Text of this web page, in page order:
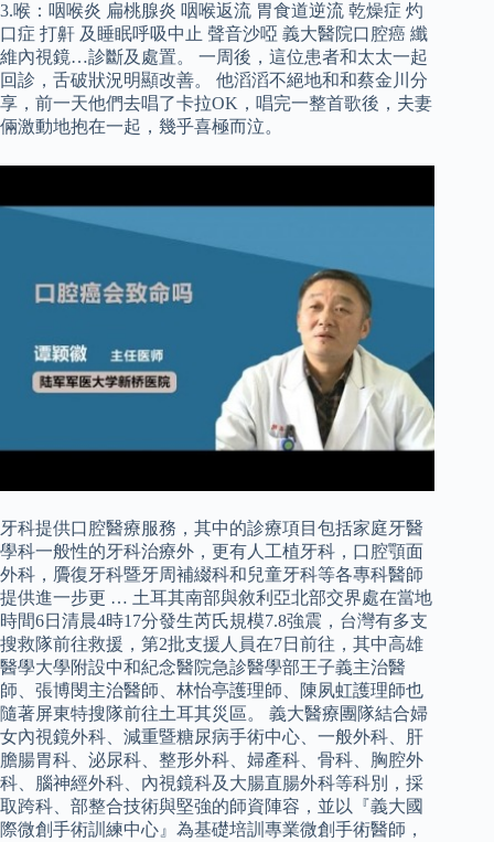
3.喉：咽喉炎 扁桃腺炎 咽喉返流 胃食道逆流 乾燥症 灼
口症 打鼾 及睡眠呼吸中止 聲音沙啞 義大醫院口腔癌 纖
維內視鏡…診斷及處置。 一周後，這位患者和太太一起
回診，舌破狀況明顯改善。 他滔滔不絕地和和蔡金川分
享，前一天他們去唱了卡拉OK，唱完一整首歌後，夫妻
倆激動地抱在一起，幾乎喜極而泣。
牙科提供口腔醫療服務，其中的診療項目包括家庭牙醫
學科一般性的牙科治療外，更有人工植牙科，口腔顎面
外科，贗復牙科暨牙周補綴科和兒童牙科等各專科醫師
提供進一步更 … 土耳其南部與敘利亞北部交界處在當地
時間6日清晨4時17分發生芮氏規模7.8強震，台灣有多支
搜救隊前往救援，第2批支援人員在7日前往，其中高雄
醫學大學附設中和紀念醫院急診醫學部王子義主治醫
師、張博閔主治醫師、林怡亭護理師、陳夙虹護理師也
隨著屏東特搜隊前往土耳其災區。 義大醫療團隊結合婦
女內視鏡外科、減重暨糖尿病手術中心、一般外科、肝
膽腸胃科、泌尿科、整形外科、婦產科、骨科、胸腔外
科、腦神經外科、內視鏡科及大腸直腸外科等科別，採
取跨科、部整合技術與堅強的師資陣容，並以『義大國
際微創手術訓練中心』為基礎培訓專業微創手術醫師，